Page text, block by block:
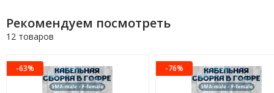
Рекомендуем посмотреть
12 товаров
-63% -76%